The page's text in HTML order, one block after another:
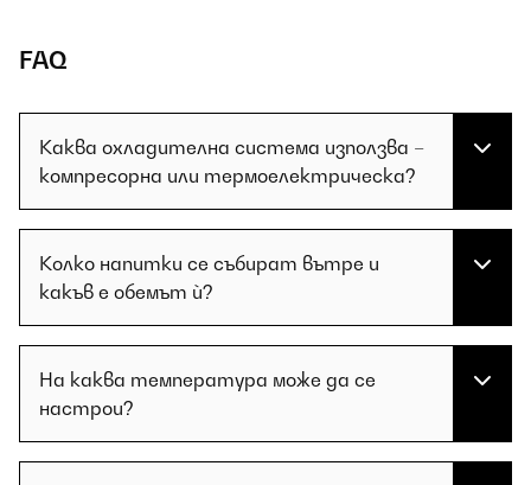
FAQ
Каква охладителна система използва –
компресорна или термоелектрическа?
Колко напитки се събират вътре и
какъв е обемът ѝ?
На каква температура може да се
настрои?